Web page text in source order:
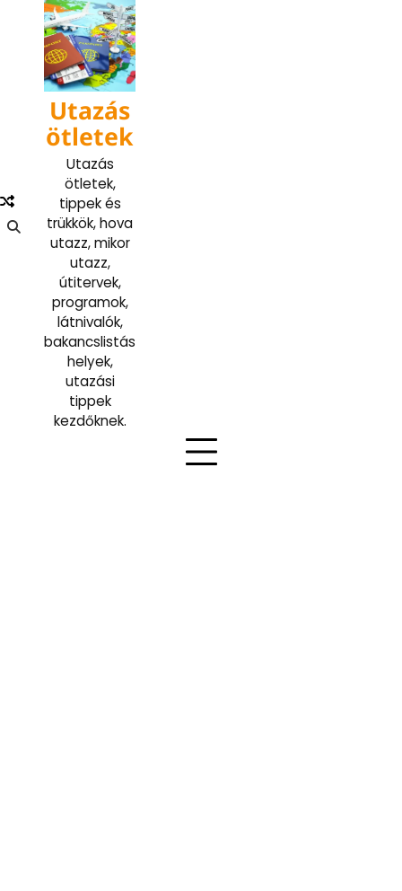
content
Utazás
ötletek
Utazás
ötletek,
tippek és
trükkök, hova
utazz, mikor
utazz,
útitervek,
programok,
látnivalók,
bakancslistás
helyek,
utazási
tippek
kezdőknek.